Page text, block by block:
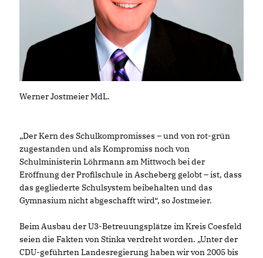
Werner Jostmeier MdL.
Der Kern des Schulkompromisses –und von rot-grün
zugestanden und als Kompromiss noch von
Schulministerin Löhrmann am Mittwoch bei der
Eröffnung der Profilschule in Ascheberg gelobt – ist, dass
das gegliederte Schulsystem beibehalten und das
Gymnasium nicht abgeschafft wird“, so Jostmeier.
Beim Ausbau der U3-Betreuungsplätze im Kreis Coesfeld
seien die Fakten von Stinka verdreht worden. „Unter der
CDU-geführten Landesregierung haben wir von 2005 bis